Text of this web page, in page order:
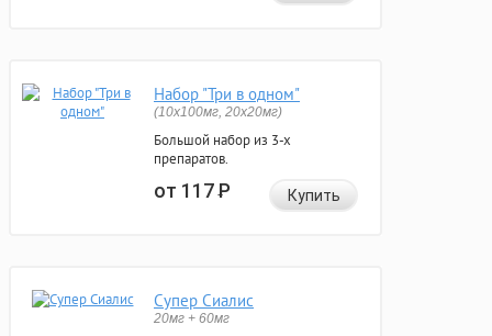
Набор "Три в одном"
(10x100мг, 20x20мг)
Большой набор из 3-х
препаратов.
от 117Р Купить
Супер Сиалис
20мг + 60мг